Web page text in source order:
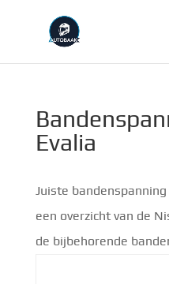
Evalia
Juiste
een overzicht van de
de bijbehorende